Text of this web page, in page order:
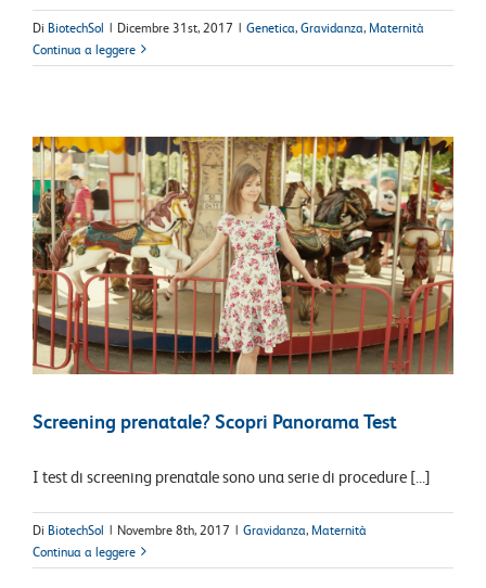
Di BiotechSol | Dicembre 31st, 2017 | Genetica,Gravidanza, Maternità
Continua a leggere
Screening prenatale? Scopri Panorama Test
I test di screening prenatale sono una serie di procedure [...]
Di BiotechSol | Novembre 8th, 2017 | Gravidanza, Maternità
Continua a leggere